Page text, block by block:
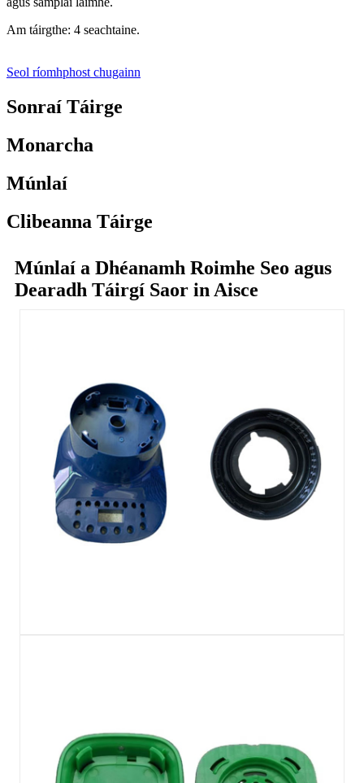
Am táirgthe: 4 seachtaine.
Seol ríomhphost chugainn
Sonraí Táirge
Monarcha
Múnlaí
Clibeanna Táirge
Múnlaí a Dhéanamh Roimhe Seo agus
Dearadh Táirgí Saor in Aisce